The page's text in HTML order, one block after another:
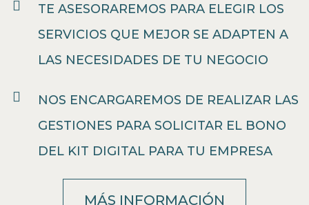
TE ASESORAREMOS PARA ELEGIR LOS
SERVICIOS QUE MEJOR SE ADAPTEN A
LAS NECESIDADES DE TU NEGOCIO
NOS ENCARGAREMOS DE REALIZAR LAS
GESTIONES PARA SOLICITAR EL BONO
DEL KIT DIGITAL PARA TU EMPRESA
MÁS INFORMACIÓN